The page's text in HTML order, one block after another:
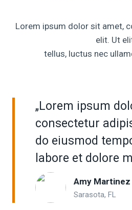
Lorem ipsum dolor sit amet,
elit. Ut
tellus, luctus nec
„Lorem ipsum
consectetur
do eiusmod
labore et dolore
Amy Martinez
Sarasota, FL